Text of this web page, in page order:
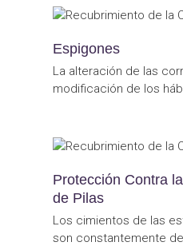
Espigones
La alteración de las
modificación de los
Protección Contra
de Pilas
Los cimientos de las
son constantemente